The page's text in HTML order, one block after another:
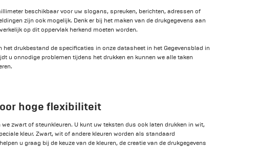
beschikbaar voor uw slogans, spreuken, berichten, adressen of
zijn ook mogelijk. Denk er bij het maken van de drukgegevens aan
op dit oppervlak herkend moeten worden.
het drukbestand de specificaties in onze datasheet in het Gegevensblad in
u onnodige problemen tijdens het drukken en kunnen we alle taken
hoge flexibiliteit
zwart of steunkleuren. U kunt uw teksten dus ook laten drukken in wit,
kleur. Zwart, wit of andere kleuren worden als standaard
u graag bij de keuze van de kleuren, de creatie van de drukgegevens